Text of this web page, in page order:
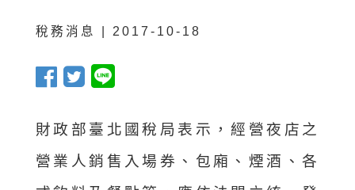
稅務消息 | 2017-10-18
財政部臺北國稅局表示，經營夜店之
營業人銷售入場券、包廂、煙酒、各